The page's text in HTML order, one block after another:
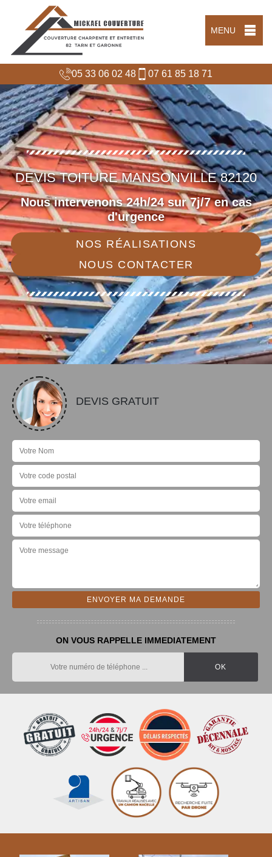
MENU
05 33 06 02 48 07 61 85 18 71
DEVIS TOITURE MANSONVILLE 82120
Nous intervenons 24h/24 sur 7j/7 en cas
d'urgence
NOS RÉALISATIONS
NOUS CONTACTER
DEVIS GRATUIT
ON VOUS RAPPELLE IMMEDIATEMENT